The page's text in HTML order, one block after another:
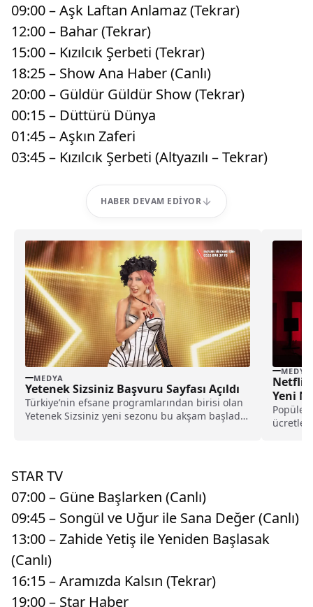
09:00 – Aşk Laftan Anlamaz (Tekrar)
12:00 – Bahar (Tekrar)
15:00 – Kızılcık Şerbeti (Tekrar)
18:25 – Show Ana Haber (Canlı)
20:00 – Güldür Güldür Show (Tekrar)
00:15 – Düttürü Dünya
01:45 – Aşkın Zaferi
03:45 – Kızılcık Şerbeti (Altyazılı – Tekrar)
HABER DEVAM EDIYOR
MEDYA
Yetenek Sizsiniz Başvuru Sayfası Açıldı
Türkiye’nin efsane programlarından birisi olan
Yetenek Sizsiniz yeni sezonu bu akşam başladı.
MEDYA
Netflix
Yeni
STAR TV
07:00 – Güne Başlarken (Canlı)
09:45 – Songül ve Uğur ile Sana Değer (Canlı)
13:00 – Zahide Yetiş ile Yeniden Başlasak
(Canlı)
16:15 – Aramızda Kalsın (Tekrar)
19:00 – Star Haber